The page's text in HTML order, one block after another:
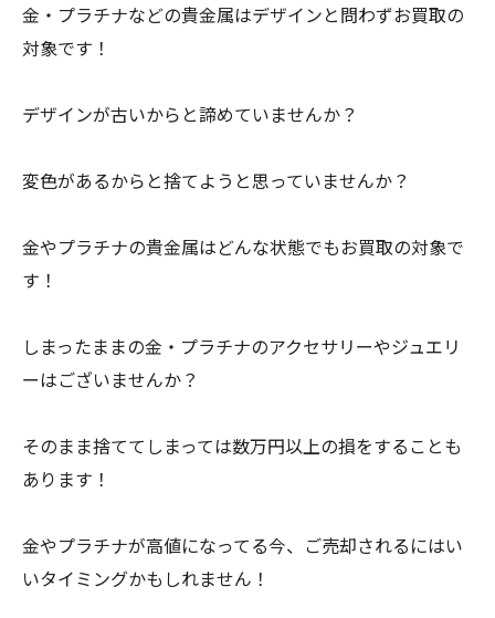
金・プラチナなどの貴金属はデザインと問わずお買取の
対象です！
デザインが古いからと諦めていませんか？
変色があるからと捨てようと思っていませんか？
金やプラチナの貴金属はどんな状態でもお買取の対象で
す！
しまったままの金・プラチナのアクセサリーやジュエリ
ーはございませんか？
そのまま捨ててしまっては数万円以上の損をすることも
あります！
金やプラチナが高値になってる今、ご売却されるにはい
いタイミングかもしれません！